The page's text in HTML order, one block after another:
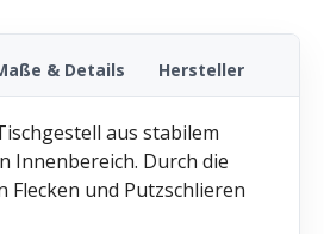
& Details Hersteller
aus stabilem
Innenbereich. Durch die
Flecken und Putzschlieren